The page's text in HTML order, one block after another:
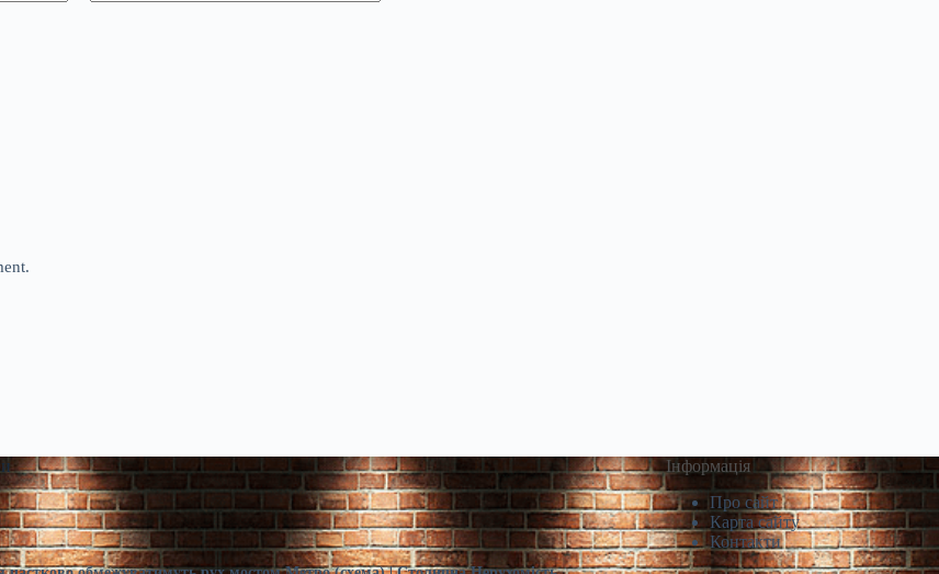
Інформація
Про сайт
Карта сайту
Контакти